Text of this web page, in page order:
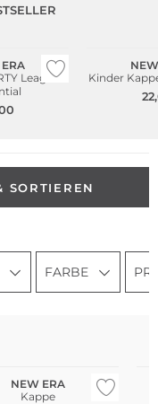
League
Kinder
SORTIEREN
FARBE
NEW ERA
Kappe